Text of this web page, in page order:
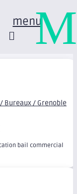
menu
Bureaux / Grenoble
bail commercial
M